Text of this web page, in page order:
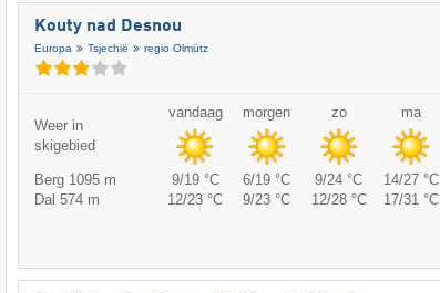
Kouty nad Desnou
Europa Tsjechië regio Olmütz
Weer in
skigebied
vandaag morgen zo ma
Berg 1095 m 9/19 °C 6/19 °C 9/24 °C 14/27 °C
Dal 574 m
12/23 °C 9/23 °C 12/28 °C 17/31 °C